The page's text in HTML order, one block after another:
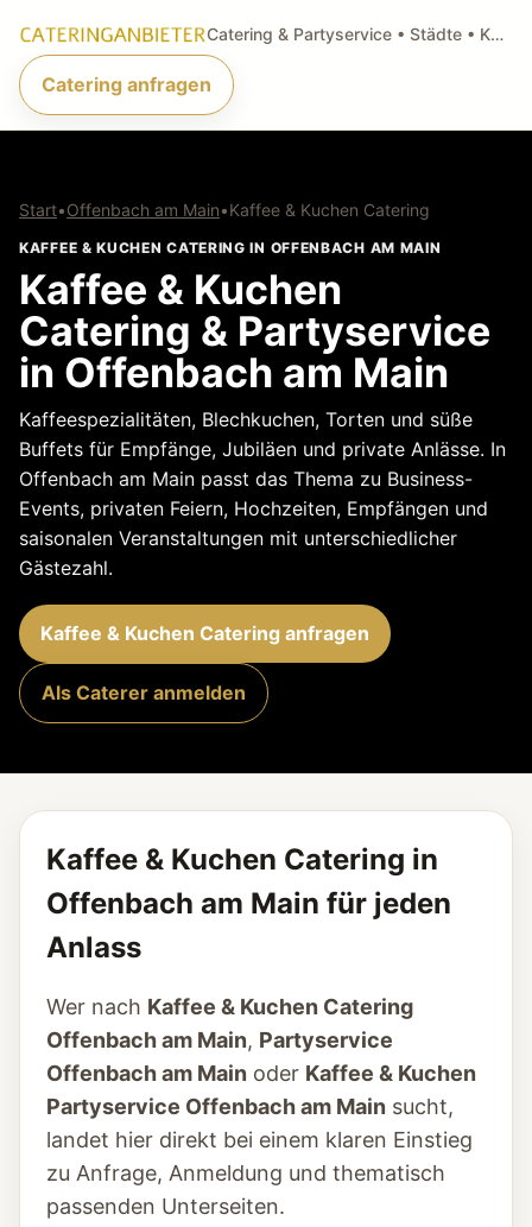
Catering & Partyservice • Städte • Küchenarten • Anfragen
Catering anfragen
Start•Offenbach am Main•Kaffee & Kuchen Catering
KAFFEE & KUCHEN CATERING IN OFFENBACH AM MAIN
Kaffee & Kuchen
Catering & Partyservice
in Offenbach am Main
Kaffeespezialitäten, Blechkuchen, Torten und süße
Buffets für Empfänge, Jubiläen und private Anlässe. In
Offenbach am Main passt das Thema zu Business-
Events, privaten Feiern, Hochzeiten, Empfängen und
saisonalen Veranstaltungen mit unterschiedlicher
Gästezahl.
Kaffee & Kuchen Catering anfragen
Als Caterer anmelden
Kaffee & Kuchen Catering in
Offenbach am Main für jeden
Anlass
Wer nach Kaffee & Kuchen Catering
Offenbach am Main, Partyservice
Offenbach am Main oder Kaffee & Kuchen
Partyservice Offenbach am Main sucht,
landet hier direkt bei einem klaren Einstieg
zu Anfrage, Anmeldung und thematisch
passenden Unterseiten.